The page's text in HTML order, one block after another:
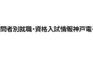
者別就職・資格入試情報神戸